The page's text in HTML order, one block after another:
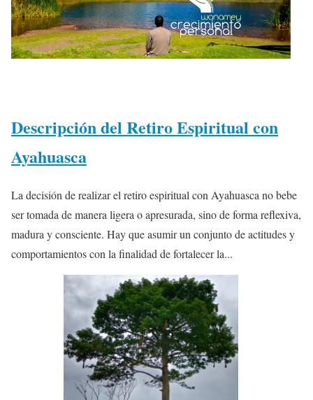
Descripción del Retiro Espiritual con
Ayahuasca
La decisión de realizar el retiro espiritual con Ayahuasca no bebe
ser tomada de manera ligera o apresurada, sino de forma reflexiva,
madura y consciente. Hay que asumir un conjunto de actitudes y
comportamientos con la finalidad de fortalecer la...